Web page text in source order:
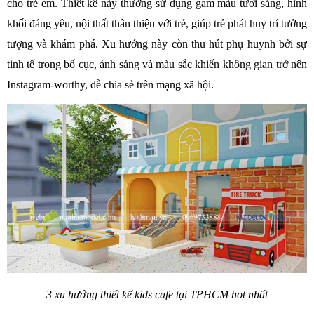
cho trẻ em. Thiết kế này thường sử dụng gam màu tươi sáng, hình
khối đáng yêu, nội thất thân thiện với trẻ, giúp trẻ phát huy trí tưởng
tượng và khám phá. Xu hướng này còn thu hút phụ huynh bởi sự
tinh tế trong bố cục, ánh sáng và màu sắc khiến không gian trở nên
Instagram-worthy, dễ chia sẻ trên mạng xã hội.
3 xu hướng thiết kế kids cafe tại TPHCM hot nhất